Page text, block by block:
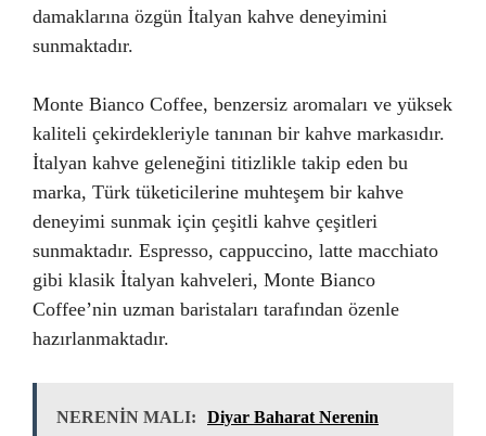
damaklarına özgün İtalyan kahve deneyimini
sunmaktadır.
Monte Bianco Coffee, benzersiz aromaları ve yüksek
kaliteli çekirdekleriyle tanınan bir kahve markasıdır.
İtalyan kahve geleneğini titizlikle takip eden bu
marka, Türk tüketicilerine muhteşem bir kahve
deneyimi sunmak için çeşitli kahve çeşitleri
sunmaktadır. Espresso, cappuccino, latte macchiato
gibi klasik İtalyan kahveleri, Monte Bianco
Coffee’nin uzman baristaları tarafından özenle
hazırlanmaktadır.
NERENİN MALI:
Diyar Baharat Nerenin